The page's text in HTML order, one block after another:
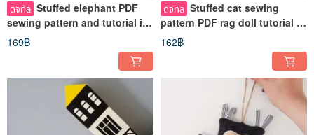
ดิจิทัล Stuffed elephant PDF
sewing pattern and tutorial in
English, Digital download
169฿
ดิจิทัล Stuffed cat sewing
pattern PDF rag doll tutorial in
English Digital download
162฿